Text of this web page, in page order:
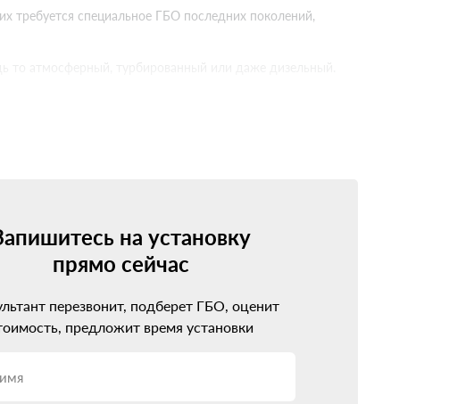
требуется специальное ГБО последних поколений,
оборудование стоит дороже, но зато идеально
подход
важно не ошибиться с выбором установочного
немало проблем вместо ожидаемой экономии.
на установку
прямо сейчас
перезвонит, подберет ГБО, оценит
предложит время установки